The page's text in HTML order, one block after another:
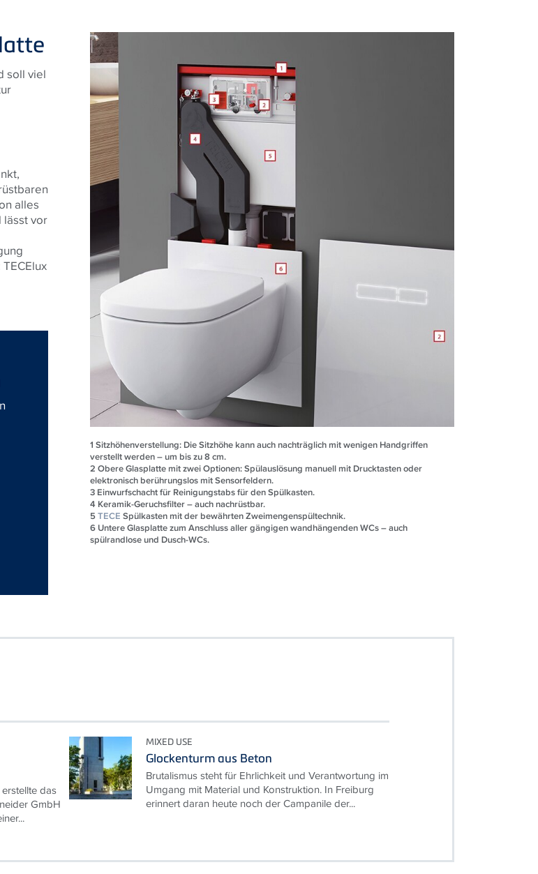
soll viel
alles
lässt vor
1 Sitzhöhenverstellung: Die Sitzhöhe kann auch nachträglich mit wenigen Handgriffen
verstellt werden – um bis zu 8 cm.
2 Obere Glasplatte mit zwei Optionen: Spülauslösung manuell mit Drucktasten oder
elektronisch berührungslos mit Sensorfeldern.
3 Einwurfschacht für Reinigungstabs für den Spülkasten.
4 Keramik-Geruchsfilter – auch nachrüstbar.
5TECE Spülkasten mit der bewährten Zweimengenspültechnik.
6 Untere Glasplatte zum Anschluss aller gängigen wandhängenden WCs – auch
spülrandlose und Dusch-WCs.
das
GmbH
MIXED USE
Glockenturm aus Beton
Brutalismus steht für Ehrlichkeit und Verantwortung im
Umgang mit Material und Konstruktion. In Freiburg
erinnert daran heute noch der Campanile der...